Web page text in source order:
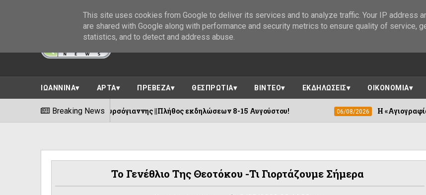
ΙΩΑΝΝΙΝΑ ΑΡΤΑ ΠΡΕΒΕΖΑ ΘΕΣΠΡΩΤΙΑ ΒΙΝΤΕΟ ΕΚΔΗΛΩΣΕΙΣ ΟΙΚΟΝΟΜΙΑ
Breaking News
Ένωση Πυρσόγιαννης ||Πλήθος εκδηλώσεων 8-15 Αυγούστου! 06/08/2026 Η «Αγιογραφία των Ορέων»
Το Γενέθλιο Της Θεοτόκου -Τι Γιορτάζουμε Σήμερα
This site uses cookies from Google to deliver its services and to analyze traffic. Your IP address
are shared with Google along with performance and security metrics to ensure quality of service,
statistics, and to detect and address abuse.